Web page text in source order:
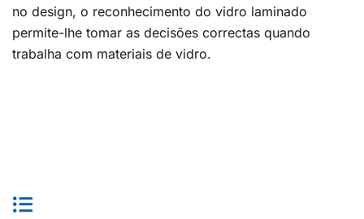
no design, o reconhecimento do vidro laminado
permite-lhe tomar as decisões correctas quando
trabalha com materiais de vidro.